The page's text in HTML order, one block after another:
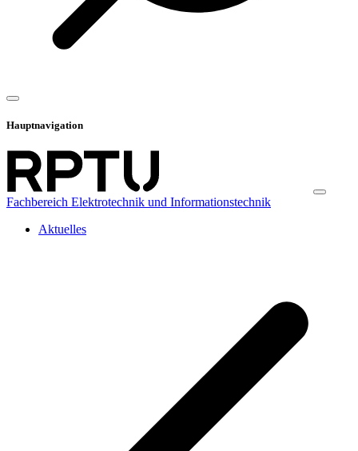
Hauptnavigation
Fachbereich Elektrotechnik und Informationstechnik
Aktuelles